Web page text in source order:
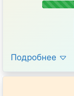
Подробнее